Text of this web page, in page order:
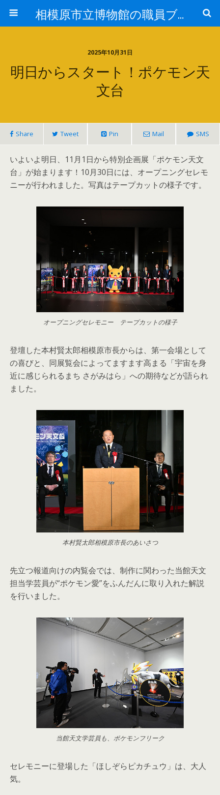
相模原市立博物館の職員ブログ
2025年10月31日
明日からスタート！ポケモン天
文台
Share Tweet Pin Mail SMS
いよいよ明日、11月1日から特別企画展「ポケモン天文
台」が始まります！10月30日には、オープニングセレモ
ニーが行われました。写真はテープカットの様子です。
オープニングセレモニー テープカットの様子
登壇した本村賢太郎相模原市長からは、第一会場として
の喜びと、同展覧会によってますます高まる「宇宙を身
近に感じられるまち さがみはら」への期待などが語られ
ました。
本村賢太郎相模原市長のあいさつ
先立つ報道向けの内覧会では、制作に関わった当館天文
担当学芸員が“ポケモン愛”をふんだんに取り入れた解説
を行いました。
当館天文学芸員も、ポケモンフリーク
セレモニーに登場した「ほしぞらピカチュウ」は、大人
気。